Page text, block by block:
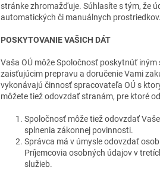
stránke zhromažďuje. Súhlasíte s tým, že
automatických či manuálnych
POSKYTOVANIE VAŠICH DÁT
Vaša OÚ môže Spoločnosť poskytnúť
zaisťujúcim prepravu a doručenie Vami
vykonávajú činnosť spracovateľa OÚ s
môžete tiež odovzdať stranám, pre ktoré
Spoločnosť môže tiež odovzdať
splnenia zákonnej povinnosti.
Správca má v úmysle odovzdať
Príjemcovia osobných údajov v
služieb.